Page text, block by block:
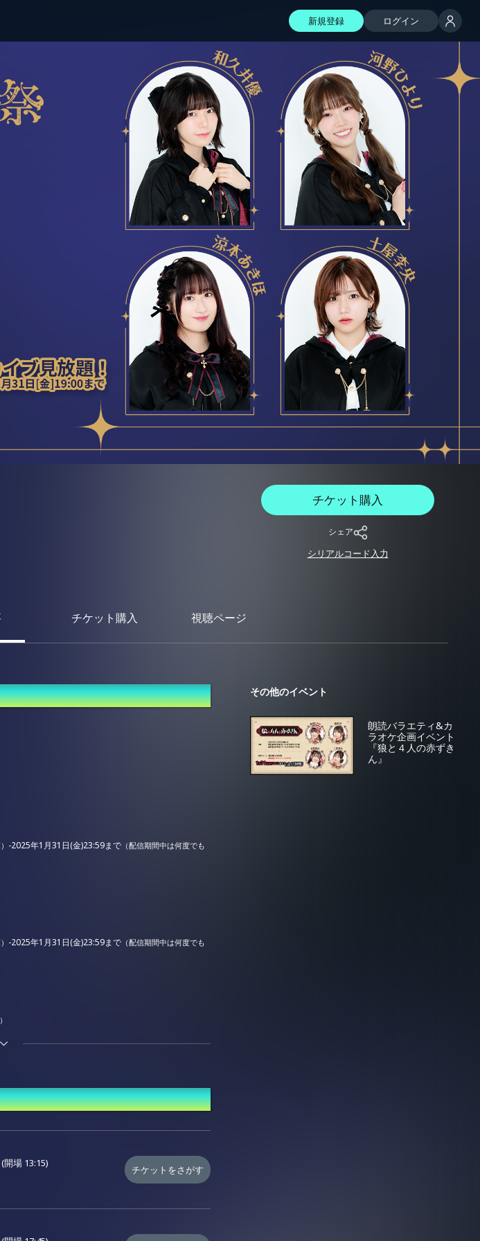
新規登録 ログイン
チケット購入
シェア
シリアルコード入力
チケット購入 視聴ページ
-2025年1月31日(金)23:59まで （配信期間中は何度でも
-2025年1月31日(金)23:59まで （配信期間中は何度でも
めご了承ください。
りダウンロード
場 13:15)
チケットをさがす
その他のイベント
朗読バラエティ&カ
ラオケ企画イベント
『狼と４人の赤ずき
ん』